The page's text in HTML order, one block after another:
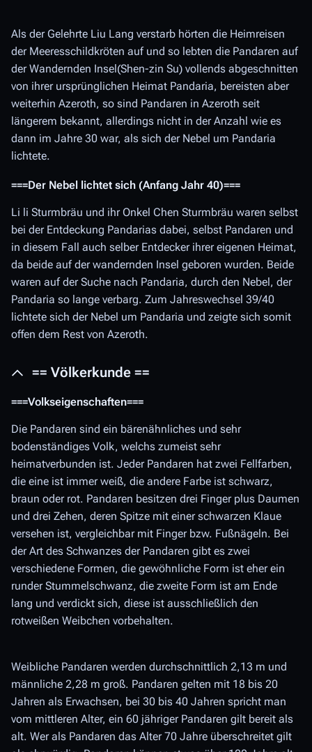
Als der Gelehrte Liu Lang verstarb hörten die Heimreisen
der Meeresschildkröten auf und so lebten die Pandaren auf
der Wandernden Insel(Shen-zin Su) vollends abgeschnitten
von ihrer ursprünglichen Heimat Pandaria, bereisten aber
weiterhin Azeroth, so sind Pandaren in Azeroth seit
längerem bekannt, allerdings nicht in der Anzahl wie es
dann im Jahre 30 war, als sich der Nebel um Pandaria
lichtete.
===Der Nebel lichtet sich (Anfang Jahr 40)===
Li li Sturmbräu und ihr Onkel Chen Sturmbräu waren selbst
bei der Entdeckung Pandarias dabei, selbst Pandaren und
in diesem Fall auch selber Entdecker ihrer eigenen Heimat,
da beide auf der wandernden Insel geboren wurden. Beide
waren auf der Suche nach Pandaria, durch den Nebel, der
Pandaria so lange verbarg. Zum Jahreswechsel 39/40
lichtete sich der Nebel um Pandaria und zeigte sich somit
offen dem Rest von Azeroth.
== Völkerkunde ==
===Volkseigenschaften===
Die Pandaren sind ein bärenähnliches und sehr
bodenständiges Volk, welchs zumeist sehr
heimatverbunden ist. Jeder Pandaren hat zwei Fellfarben,
die eine ist immer weiß, die andere Farbe ist schwarz,
braun oder rot. Pandaren besitzen drei Finger plus Daumen
und drei Zehen, deren Spitze mit einer schwarzen Klaue
versehen ist, vergleichbar mit Finger bzw. Fußnägeln. Bei
der Art des Schwanzes der Pandaren gibt es zwei
verschiedene Formen, die gewöhnliche Form ist eher ein
runder Stummelschwanz, die zweite Form ist am Ende
lang und verdickt sich, diese ist ausschließlich den
rotweißen Weibchen vorbehalten.
Weibliche Pandaren werden durchschnittlich 2,13 m und
männliche 2,28 m groß. Pandaren gelten mit 18 bis 20
Jahren als Erwachsen, bei 30 bis 40 Jahren spricht man
vom mittleren Alter, ein 60 jähriger Pandaren gilt bereit als
alt. Wer als Pandaren das Alter 70 Jahre überschreitet gilt